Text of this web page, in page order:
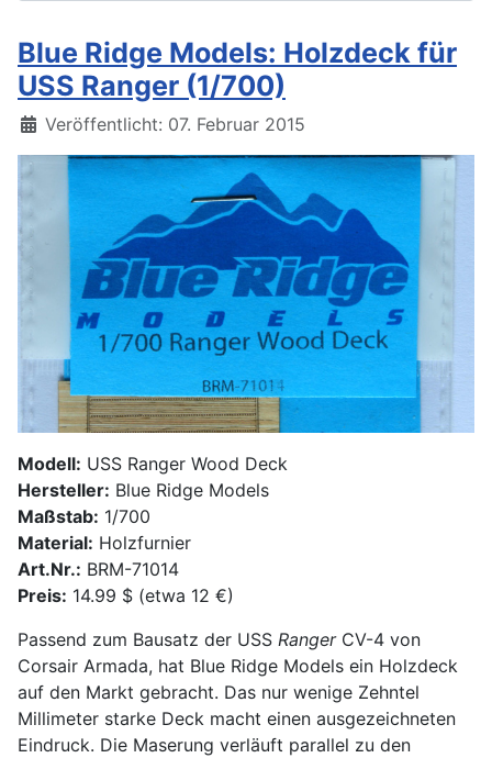
Blue Ridge Models: Holzdeck für
USS Ranger (1/700)
Details
Veröffentlicht: 07. Februar 2015
Modell: USS Ranger Wood Deck
Hersteller: Blue Ridge Models
Maßstab: 1/700
Material: Holzfurnier
Art.Nr.: BRM-71014
Preis: 14.99 $ (etwa 12 €)
Passend zum Bausatz der USS RangerCV-4 von
Corsair Armada, hat Blue Ridge Models ein Holzdeck
auf den Markt gebracht. Das nur wenige Zehntel
Millimeter starke Deck macht einen ausgezeichneten
Eindruck. Die Maserung verläuft parallel zu den